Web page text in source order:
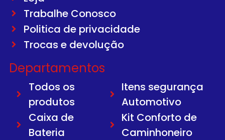
Trabalhe Conosco
Politica de privacidade
Trocas e devolução
Departamentos
Todos os
produtos
Caixa de
Bateria
Itens segurança
Automotivo
Kit Conforto de
Caminhoneiro